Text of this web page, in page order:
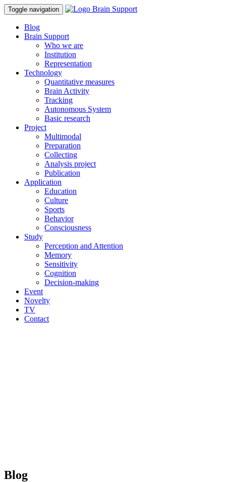
Toggle navigation
Blog
Brain Support
Who we are
Institution
Representation
Technology
Quantitative measures
Brain Activity
Tracking
Autonomous System
Basic research
Project
Multimodal
Preparation
Collecting
Analysis project
Publication
Application
Education
Culture
Sports
Behavior
Consciousness
Study
Perception and Attention
Memory
Sensitivity
Cognition
Decision-making
Event
Novelty
TV
Contact
Blog